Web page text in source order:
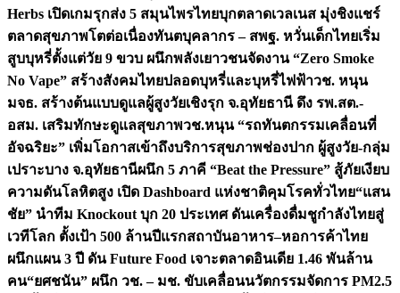
Herbs เปิดเกมรุกส่ง 5 สมุนไพรไทยบุกตลาดเวลเนส มุ่งชิงแชร์
ตลาดสุขภาพโตต่อเนื่องทันตบุคลากร – สพฐ. หวั่นเด็กไทยเริ่ม
สูบบุหรี่ตั้งแต่วัย 9 ขวบ ผนึกพลังเยาวชนจัดงาน “Zero Smoke
No Vape” สร้างสังคมไทยปลอดบุหรี่และบุหรี่ไฟฟ้าวช. หนุน
มจธ. สร้างต้นแบบดูแลผู้สูงวัยเชิงรุก จ.อุทัยธานี ดึง รพ.สต.-
อสม. เสริมทักษะดูแลสุขภาพวช.หนุน “รถทันตกรรมเคลื่อนที่
อัจฉริยะ” เพิ่มโอกาสเข้าถึงบริการสุขภาพช่องปาก ผู้สูงวัย-กลุ่ม
เปราะบาง จ.อุทัยธานีผนึก 5 ภาคี “Beat the Pressure” สู้ภัยเงียบ
ความดันโลหิตสูง เปิด Dashboard แห่งชาติคุมโรคทั่วไทย“แสน
ชัย” นำทีม Knockout บุก 20 ประเทศ ดันเครื่องดื่มชูกำลังไทยสู่
เวทีโลก ตั้งเป้า 500 ล้านปีแรกสถาบันอาหาร–หอการค้าไทย
ผนึกแผน 3 ปี ดัน Future Food เจาะตลาดอินเดีย 1.46 พันล้าน
คน“ยศชนัน” ผนึก วช. – มช. ขับเคลื่อนนวัตกรรมจัดการ PM2.5